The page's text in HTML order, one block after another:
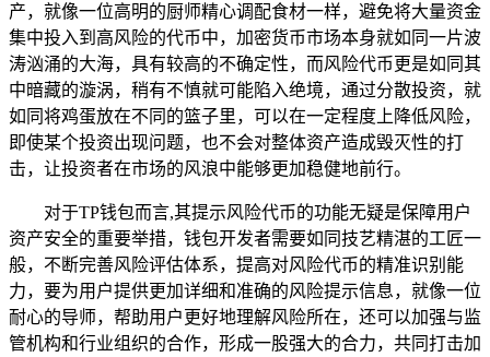
产，就像一位高明的厨师精心调配食材一样，避免将大量资金
集中投入到高风险的代币中，加密货币市场本身就如同一片波
涛汹涌的大海，具有较高的不确定性，而风险代币更是如同其
中暗藏的漩涡，稍有不慎就可能陷入绝境，通过分散投资，就
如同将鸡蛋放在不同的篮子里，可以在一定程度上降低风险，
即使某个投资出现问题，也不会对整体资产造成毁灭性的打
击，让投资者在市场的风浪中能够更加稳健地前行。
对于TP钱包而言,其提示风险代币的功能无疑是保障用户
资产安全的重要举措，钱包开发者需要如同技艺精湛的工匠一
般，不断完善风险评估体系，提高对风险代币的精准识别能
力，要为用户提供更加详细和准确的风险提示信息，就像一位
耐心的导师，帮助用户更好地理解风险所在，还可以加强与监
管机构和行业组织的合作，形成一股强大的合力，共同打击加